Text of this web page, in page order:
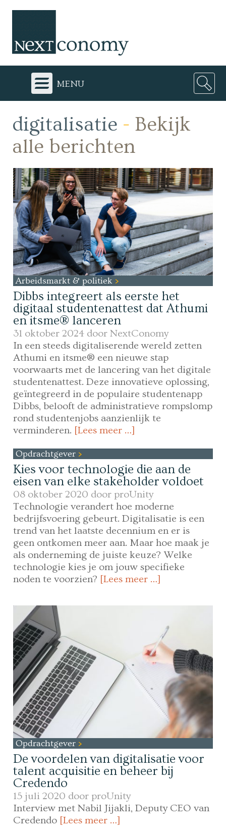
menu
digitalisatie - Bekijk
alle berichten
Arbeidsmarkt & politiek
Dibbs integreert als eerste het
digitaal studentenattest dat Athumi
en itsme® lanceren
31 oktober 2024 doorNextConomy
In een steeds digitaliserende wereld zetten
Athumi en itsme® een nieuwe stap
voorwaarts met de lancering van het digitale
studentenattest. Deze innovatieve oplossing,
geïntegreerd in de populaire studentenapp
Dibbs, belooft de administratieve rompslomp
rond studentenjobs aanzienlijk te
verminderen. [Lees meer …]
Opdrachtgever
Kies voor technologie die aan de
eisen van elke stakeholder voldoet
08 oktober 2020 door proUnity
Technologie verandert hoe moderne
bedrijfsvoering gebeurt. Digitalisatie is een
trend van het laatste decennium en er is
geen ontkomen meer aan. Maar hoe maak je
als onderneming de juiste keuze? Welke
technologie kies je om jouw specifieke
noden te voorzien? [Lees meer …]
Opdrachtgever
De voordelen van digitalisatie voor
talent acquisitie en beheer bij
Credendo
15 juli 2020 door proUnity
Interview met Nabil Jijakli, Deputy CEO van
Credendo [Lees meer …]